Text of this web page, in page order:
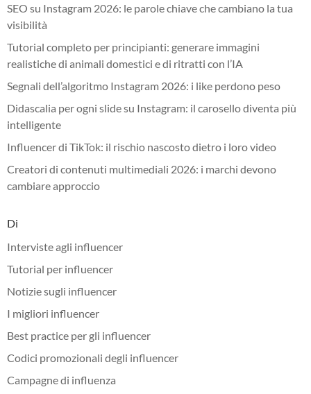
SEO su Instagram 2026: le parole chiave che cambiano la tua
visibilità
Tutorial completo per principianti: generare immagini
realistiche di animali domestici e di ritratti con l’IA
Segnali dell’algoritmo Instagram 2026: i like perdono peso
Didascalia per ogni slide su Instagram: il carosello diventa più
intelligente
Influencer di TikTok: il rischio nascosto dietro i loro video
Creatori di contenuti multimediali 2026: i marchi devono
cambiare approccio
Di
Interviste agli influencer
Tutorial per influencer
Notizie sugli influencer
I migliori influencer
Best practice per gli influencer
Codici promozionali degli influencer
Campagne di influenza